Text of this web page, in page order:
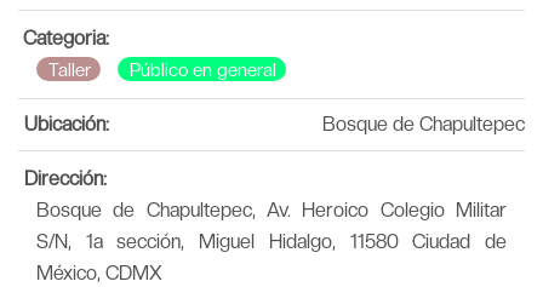
Categoria:
Taller Público en general
Ubicación: Bosque de Chapultepec
Dirección:
Bosque de Chapultepec, Av. Heroico Colegio Militar
S/N, 1a sección, Miguel Hidalgo, 11580 Ciudad de
México, CDMX